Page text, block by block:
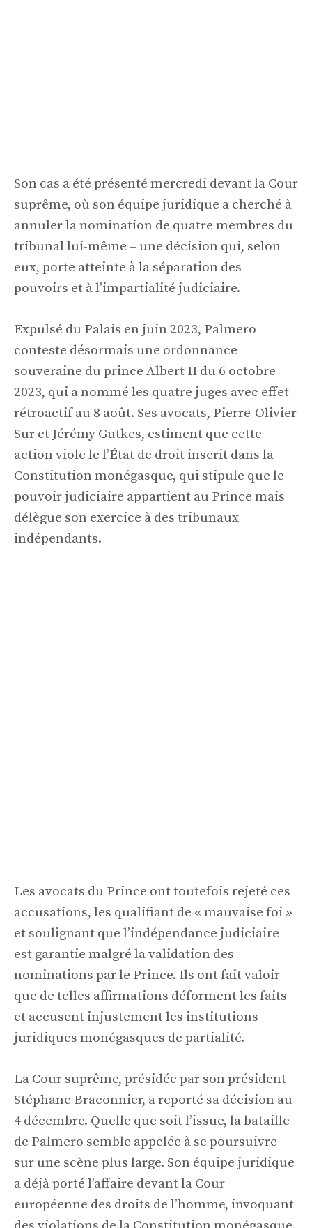
Son cas a été présenté mercredi devant la Cour
suprême, où son équipe juridique a cherché à
annuler la nomination de quatre membres du
tribunal lui-même – une décision qui, selon
eux, porte atteinte à la séparation des
pouvoirs et à l’impartialité judiciaire.
Expulsé du Palais en juin 2023, Palmero
conteste désormais une ordonnance
souveraine du prince Albert II du 6 octobre
2023, qui a nommé les quatre juges avec effet
rétroactif au 8 août. Ses avocats, Pierre-Olivier
Sur et Jérémy Gutkes, estiment que cette
action viole le l’État de droit inscrit dans la
Constitution monégasque, qui stipule que le
pouvoir judiciaire appartient au Prince mais
délègue son exercice à des tribunaux
indépendants.
Les avocats du Prince ont toutefois rejeté ces
accusations, les qualifiant de « mauvaise foi »
et soulignant que l’indépendance judiciaire
est garantie malgré la validation des
nominations par le Prince. Ils ont fait valoir
que de telles affirmations déforment les faits
et accusent injustement les institutions
juridiques monégasques de partialité.
La Cour suprême, présidée par son président
Stéphane Braconnier, a reporté sa décision au
4 décembre. Quelle que soit l’issue, la bataille
de Palmero semble appelée à se poursuivre
sur une scène plus large. Son équipe juridique
a déjà porté l’affaire devant la Cour
européenne des droits de l’homme, invoquant